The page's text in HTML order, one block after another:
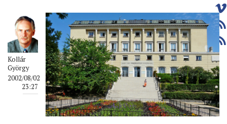
Kollár
György
2002/08/02
23:27